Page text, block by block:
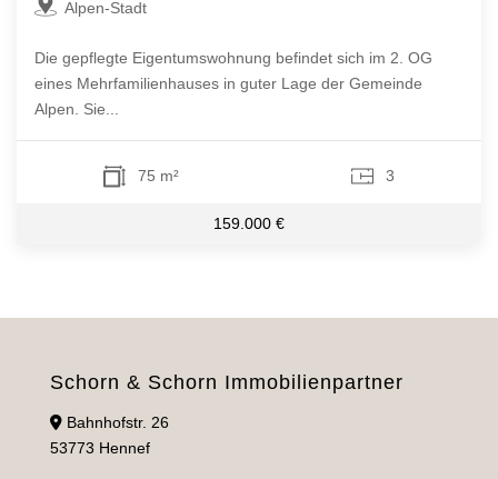
Alpen-Stadt
Die gepflegte Eigentumswohnung befindet sich im 2. OG
eines Mehrfamilienhauses in guter Lage der Gemeinde
Alpen. Sie...
75 m² 3
159.000 €
Schorn & Schorn Immobilienpartner
Bahnhofstr. 26
53773 Hennef